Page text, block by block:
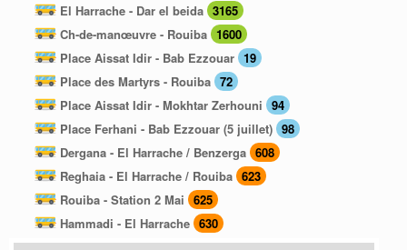
El Harrache - Dar el beida 3165
Ch-de-manœuvre - Rouiba 1600
Place Aissat Idir - Bab Ezzouar 19
Place des Martyrs - Rouiba 72
Place Aissat Idir - Mokhtar Zerhouni 94
Place Ferhani - Bab Ezzouar (5 juillet) 98
Dergana - El Harrache / Benzerga 608
Reghaia - El Harrache / Rouiba 623
Rouiba - Station 2 Mai 625
Hammadi - El Harrache 630